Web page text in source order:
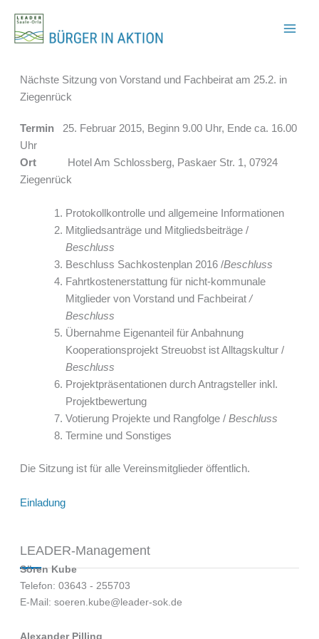
Inhalt
springen
LEADER-Management
Sören Kube
Telefon: 03643 - 255703
E-Mail: soeren.kube@leader-sok.de
Alexander Pilling
Nächste Sitzung von Vorstand und Fachbeirat am 25.2. in
Ziegenrück
Termin25. Februar 2015, Beginn 9.00 Uhr, Ende ca. 16.00
Uhr
OrtHotel Am Schlossberg, Paskaer Str. 1, 07924
Ziegenrück
Protokollkontrolle und allgemeine Informationen
Mitgliedsanträge und Mitgliedsbeiträge /
Beschluss
Beschluss Sachkostenplan 2016 /Beschluss
Fahrtkostenerstattung für nicht-kommunale
Mitglieder von Vorstand und Fachbeirat/
Beschluss
Übernahme Eigenanteil für Anbahnung
Kooperationsprojekt Streuobst ist Alltagskultur /
Beschluss
Projektpräsentationen durch Antragsteller inkl.
Projektbewertung
Votierung Projekte und Rangfolge / Beschluss
Termine und Sonstiges
Die Sitzung ist für alle Vereinsmitglieder öffentlich.
Einladung